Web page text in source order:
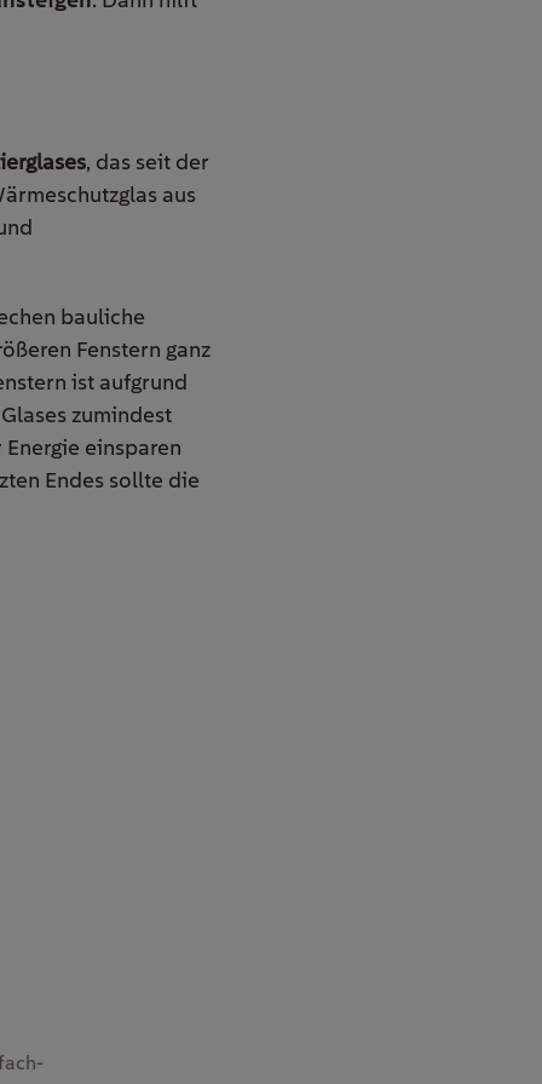
, das seit der
aus
bauliche
Fenstern ganz
ist aufgrund
zumindest
einsparen
Endes sollte die